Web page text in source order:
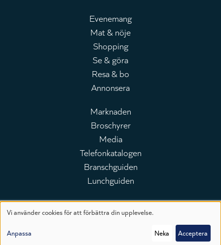
Huvudmeny
Evenemang
Mat & nöje
Shopping
Se & göra
Resa & bo
Annonsera
Leaderboard
Marknaden
Broschyrer
Media
Telefonkatalogen
Branschguiden
Lunchguiden
Användning
Vi använder cookies för att förbättra din upplevelse.
Anpassa Neka Acceptera